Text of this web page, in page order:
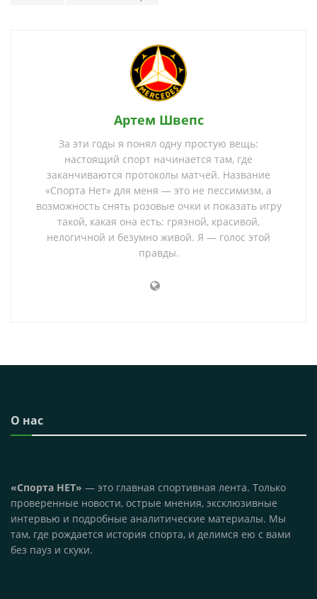
Артем Швепс
За эти годы я понял одну простую вещь:
настоящий спорт начинается там, где
заканчиваются протоколы матчей. Название
«Спорта Нет» для меня — это не пессимизм, а
возможность снять розовые очки и показать игру
такой, какая она есть: грязной, красивой,
нелогичной и безумно живой. Я — голос этой
правды.
О нас
«Спорта НЕТ» — это главная спортивная лента. Только
проверенные новости, острые мнения, эксклюзивные
интервью и подробные аналитические материалы. Мы
там, где рождается история спорта, и делимся ею с вами
без пауз и скуки.